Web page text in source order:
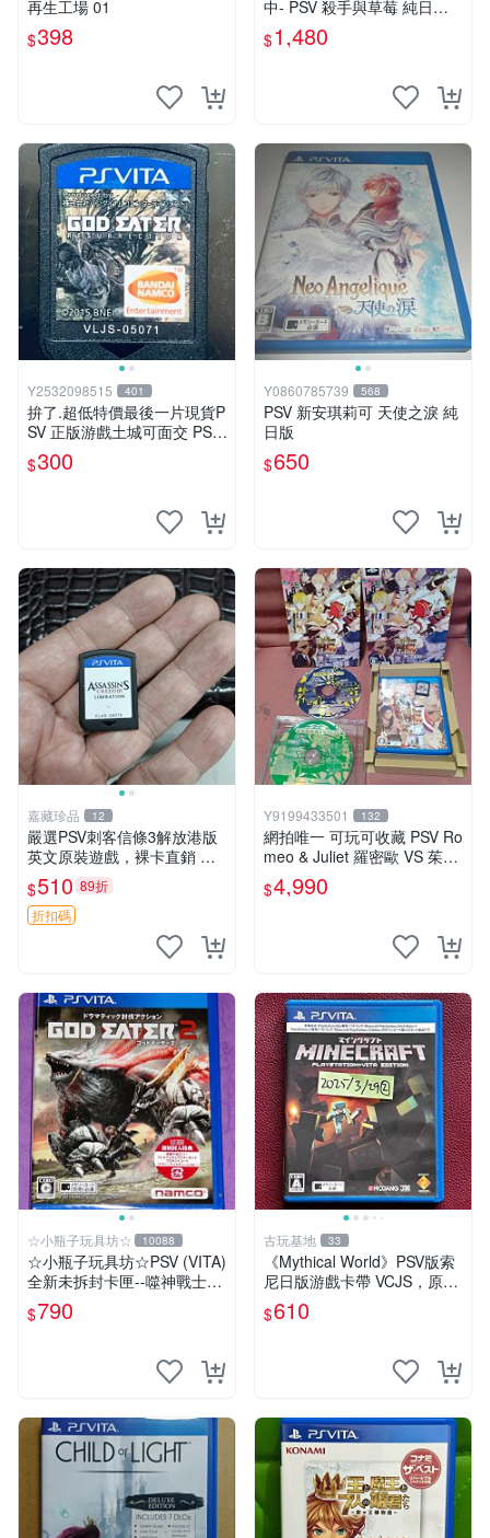
再生工場 01
$398
中- PSV 殺手與草莓 純日版
日文版 ※戀愛×懸疑※ 戀愛AD
V遊戲
$1,480
Y2532098515 401
拚了.超低特價最後一片現貨P
SV 正版游戲土城可面交 PSV
噬神者 解放重生 日版 【9成
新】✪裸片 二手九成新~
$300
Y0860785739 568
PSV 新安琪莉可 天使之淚 純
日版
$650
嘉藏珍品 12
嚴選PSV刺客信條3解放港版
英文原裝遊戲，裸卡直銷 刺
客信條3 游戲 港版游戲
$510 89折
折扣碼
Y9199433501 132
網拍唯一 可玩可收藏 PSV Ro
meo & Juliet 羅密歐 VS 茱麗
葉 全卷包 豪華版日版
$4,990
☆小瓶子玩具坊☆ 10088
☆小瓶子玩具坊☆PSV (VITA)
全新未拆封卡匣--噬神戰士2
《噬神者2》(日版)
$790
古玩基地 33
《Mythical World》PSV版索
尼日版游戲卡帶 VCJS，原裝
進口帶全盒說明書，支持主機
運行。Mythical World PSV
$610